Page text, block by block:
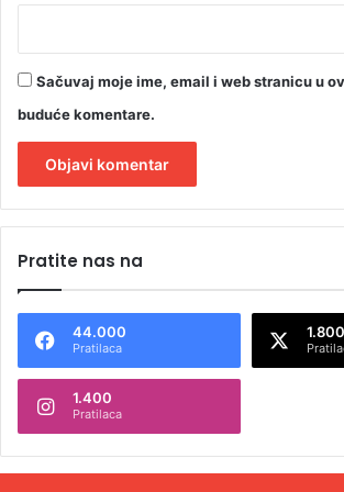
s
a
d
o
n
Sačuvaj moje ime, email i web stranicu u
buduće komentare.
t
n
t
Pratite nas na
44.000
Pratilaca
1.800
1.400
Pratilaca